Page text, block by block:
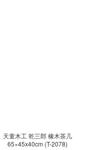
天童木工 乾三郎 橡木茶几
65×45x40cm (T-2078)